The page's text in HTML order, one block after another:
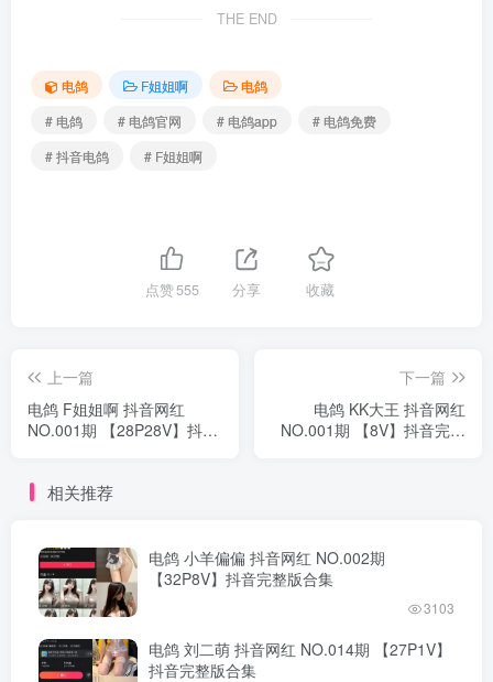
THE END
电鸽 F姐姐啊
电鸽
# 电鸽
# 电鸽官网 # 电鸽app
# 电鸽免费
# 抖音电鸽
# F姐姐啊
点赞555 分享 收藏
上一篇
电鸽 F姐姐啊 抖音网红
NO.001期 【28P28V】抖音
下一篇
电鸽 KK大王 抖音网红
NO.001期 【8V】抖音完整
相关推荐
电鸽 小羊偏偏 抖音网红 NO.002期
【32P8V】抖音完整版合集
3103
电鸽 刘二萌 抖音网红 NO.014期 【27P1V】
抖音完整版合集